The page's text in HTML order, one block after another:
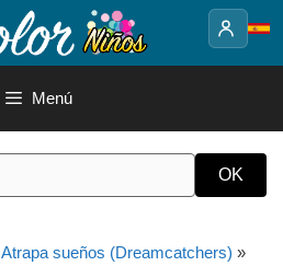
Menú
Atrapa sueños (Dreamcatchers) »